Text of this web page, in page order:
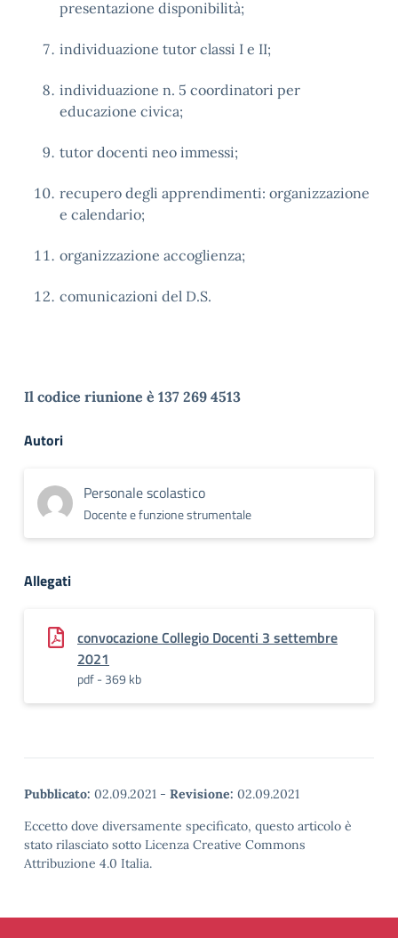
presentazione disponibilità;
individuazione tutor classi I e II;
individuazione n. 5 coordinatori per
educazione civica;
tutor docenti neo immessi;
recupero degli apprendimenti: organizzazione
e calendario;
organizzazione accoglienza;
comunicazioni del D.S.
Il codice riunione è 137 269 4513
Autori
Personale scolastico
Docente e funzione strumentale
Allegati
convocazione Collegio Docenti 3 settembre
2021
pdf - 369 kb
Pubblicato: 02.09.2021 - Revisione: 02.09.2021
Eccetto dove diversamente specificato, questo articolo è
stato rilasciato sotto Licenza Creative Commons
Attribuzione 4.0 Italia.